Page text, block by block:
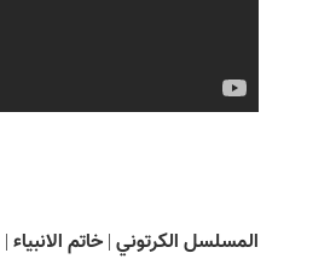
المسلسل الکرتوني | خاتم الانبياء